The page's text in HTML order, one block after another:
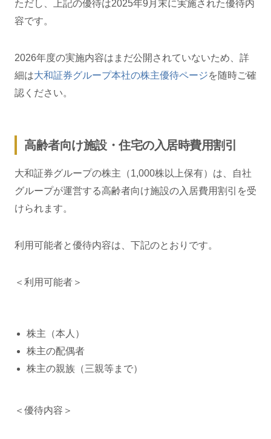
ただし、上記の優待は2025年9月末に実施された優待内
容です。
2026年度の実施内容はまだ公開されていないため、詳
細は大和証券グループ本社の株主優待ページを随時ご確
認ください。
高齢者向け施設・住宅の入居時費用割引
大和証券グループの株主（1,000株以上保有）は、自社
グループが運営する高齢者向け施設の入居費用割引を受
けられます。
利用可能者と優待内容は、下記のとおりです。
＜利用可能者＞
株主（本人）
株主の配偶者
株主の親族（三親等まで）
＜優待内容＞